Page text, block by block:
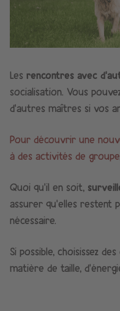
Les rencontres avec
socialisation. Vous
d’autres maîtres si vos
Pour découvrir une
à des activités de
Quoi qu’il en soit,
assurer qu’elles restent
nécessaire.​
Si possible, choisissez
matière de taille,